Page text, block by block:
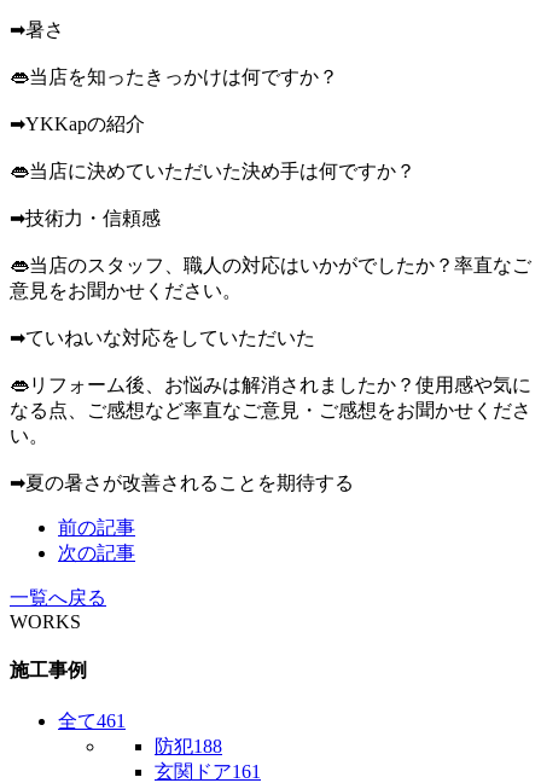
➡暑さ
👄当店を知ったきっかけは何ですか？
➡YKKapの紹介
👄当店に決めていただいた決め手は何ですか？
➡技術力・信頼感
👄当店のスタッフ、職人の対応はいかがでしたか？率直なご
意見をお聞かせください。
➡ていねいな対応をしていただいた
👄リフォーム後、お悩みは解消されましたか？使用感や気に
なる点、ご感想など率直なご意見・ご感想をお聞かせくださ
い。
➡夏の暑さが改善されることを期待する
前の記事
次の記事
一覧へ戻る
WORKS
施工事例
全て461
防犯188
玄関ドア161